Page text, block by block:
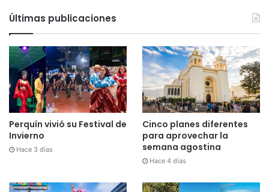
Últimas publicaciones
Perquín vivió su Festival de
Invierno
Hace 3 días
Cinco planes diferentes
para aprovechar la
semana agostina
Hace 4 días